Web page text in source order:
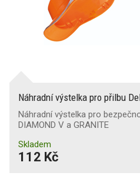
Náhradní výstelka pro přilbu
Náhradní výstelka pro
DIAMOND V a GRANITE
Skladem
112 Kč